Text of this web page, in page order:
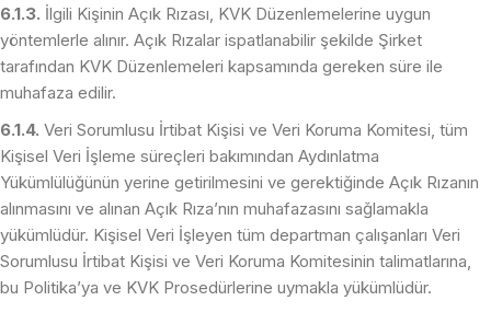
6.1.3. İlgili Kişinin Açık Rızası, KVK Düzenlemelerine uygun
yöntemlerle alınır. Açık Rızalar ispatlanabilir şekilde Şirket
tarafından KVK Düzenlemeleri kapsamında gereken süre ile
muhafaza edilir.
6.1.4. Veri Sorumlusu İrtibat Kişisi ve Veri Koruma Komitesi, tüm
Kişisel Veri İşleme süreçleri bakımından Aydınlatma
Yükümlülüğünün yerine getirilmesini ve gerektiğinde Açık Rızanın
alınmasını ve alınan Açık Rıza’nın muhafazasını sağlamakla
yükümlüdür. Kişisel Veri İşleyen tüm departman çalışanları Veri
Sorumlusu İrtibat Kişisi ve Veri Koruma Komitesinin talimatlarına,
bu Politika’ya ve KVK Prosedürlerine uymakla yükümlüdür.